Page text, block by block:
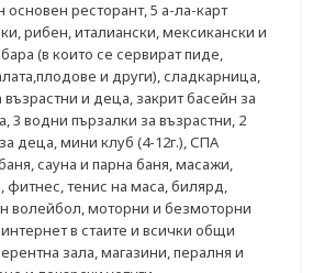
ресторант, 5 а-ла-карт
рибен, италиански, мексикански и
(в които се сервират пиде,
и други), сладкарница,
възрастни и деца, закрит басейн за
3 водни пързалки за възрастни, 2
деца, мини клуб (4-12г.), СПА
сауна и парна баня, масажи,
фитнес, тенис на маса, билярд,
волейбол, моторни и безмоторни
в стаите и всички общи
зала, магазини, пералня и